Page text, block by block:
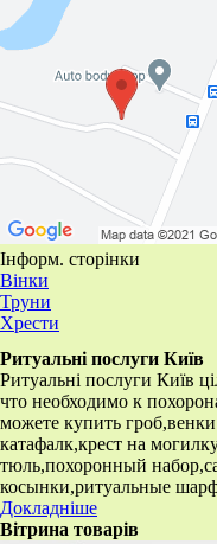
Інформ. сторінки
Вінки
Труни
Хрести
Ритуальні послуги Київ
Ритуальні послуги Київ
что необходимо к
можете купить
катафалк,крест на
тюль,похоронный
косынки,ритуальные
Докладніше
Вітрина товарів